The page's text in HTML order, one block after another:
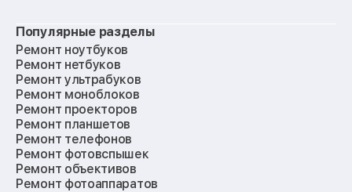
Популярные разделы
Ремонт ноутбуков
Ремонт нетбуков
Ремонт ультрабуков
Ремонт моноблоков
Ремонт проекторов
Ремонт планшетов
Ремонт телефонов
Ремонт фотовспышек
Ремонт объективов
Ремонт фотоаппаратов